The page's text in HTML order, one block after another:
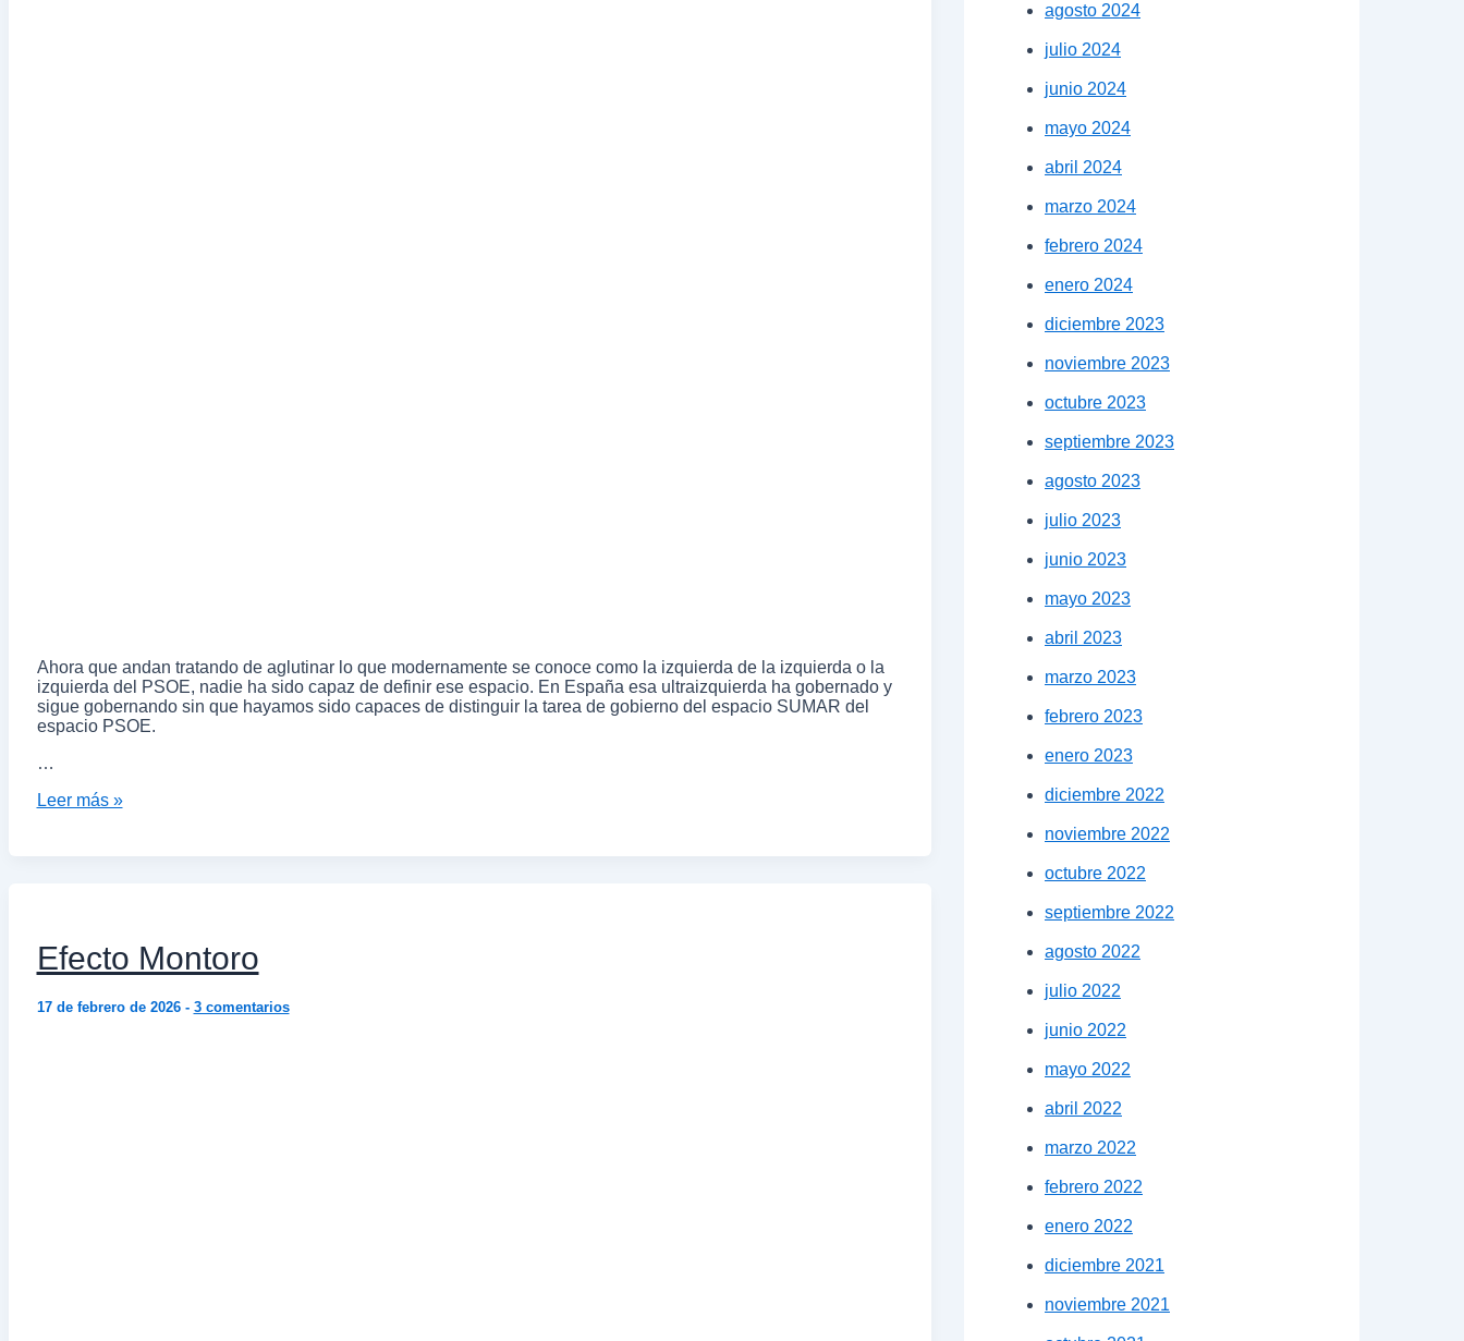
Ahora que andan tratando de aglutinar lo que modernamente se conoce como la izquierda de la izquierda o la
izquierda del PSOE, nadie ha sido capaz de definir ese espacio. En España esa ultraizquierda ha gobernado y
sigue gobernando sin que hayamos sido capaces de distinguir la tarea de gobierno del espacio SUMAR del
espacio PSOE.
…
Leer más »
Efecto Montoro
17 de febrero de 2026 - 3 comentarios
agosto 2024
julio 2024
junio 2024
mayo 2024
abril 2024
marzo 2024
febrero 2024
enero 2024
diciembre 2023
noviembre 2023
octubre 2023
septiembre 2023
agosto 2023
julio 2023
junio 2023
mayo 2023
abril 2023
marzo 2023
febrero 2023
enero 2023
diciembre 2022
noviembre 2022
octubre 2022
septiembre 2022
agosto 2022
julio 2022
junio 2022
mayo 2022
abril 2022
marzo 2022
febrero 2022
enero 2022
diciembre 2021
noviembre 2021